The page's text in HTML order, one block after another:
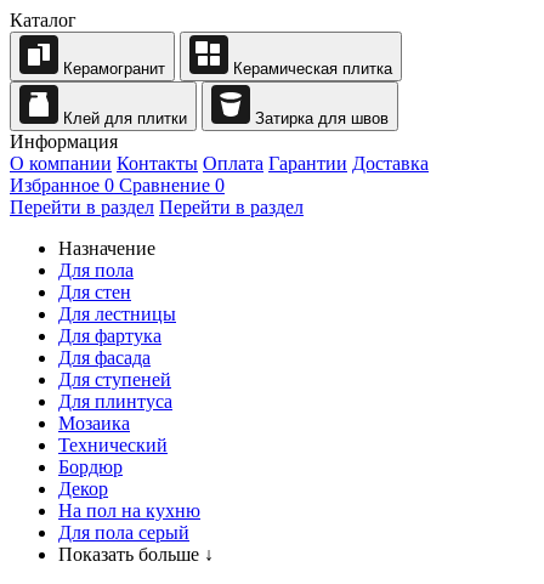
Каталог
Керамогранит Керамическая плитка
Клей для плитки Затирка для швов
Информация
О компании Контакты Оплата Гарантии Доставка
Избранное 0 Сравнение 0
Перейти в раздел Перейти в раздел
Назначение
Для пола
Для стен
Для лестницы
Для фартука
Для фасада
Для ступеней
Для плинтуса
Мозаика
Технический
Бордюр
Декор
На пол на кухню
Для пола серый
Показать больше ↓